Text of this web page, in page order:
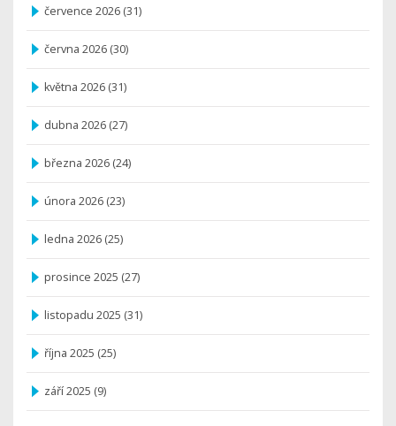
července 2026 (31)
června 2026 (30)
května 2026 (31)
dubna 2026 (27)
března 2026 (24)
února 2026 (23)
ledna 2026 (25)
prosince 2025 (27)
listopadu 2025 (31)
října 2025 (25)
září 2025 (9)